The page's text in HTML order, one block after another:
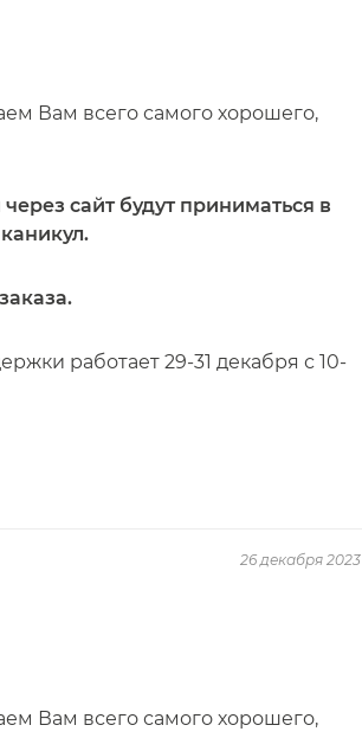
Вам всего самого хорошего,
сайт будут приниматься в
работает 29-31 декабря с 10-
26 декабря 2023
Вам всего самого хорошего,